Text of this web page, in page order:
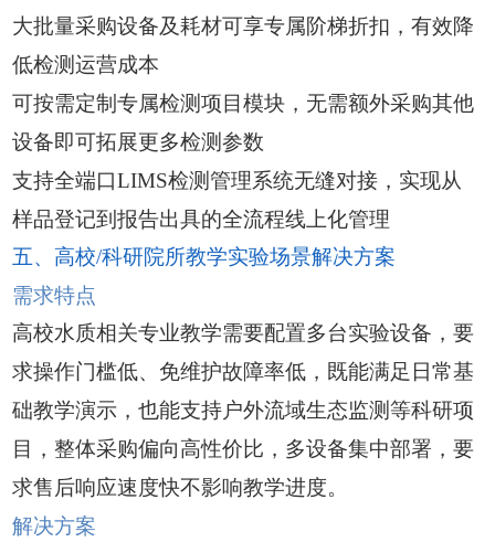
大批量采购设备及耗材可享专属阶梯折扣，有效降
低检测运营成本
可按需定制专属检测项目模块，无需额外采购其他
设备即可拓展更多检测参数
支持全端口LIMS检测管理系统无缝对接，实现从
样品登记到报告出具的全流程线上化管理
五、高校/科研院所教学实验场景解决方案
需求特点
高校水质相关专业教学需要配置多台实验设备，要
求操作门槛低、免维护故障率低，既能满足日常基
础教学演示，也能支持户外流域生态监测等科研项
目，整体采购偏向高性价比，多设备集中部署，要
求售后响应速度快不影响教学进度。
解决方案